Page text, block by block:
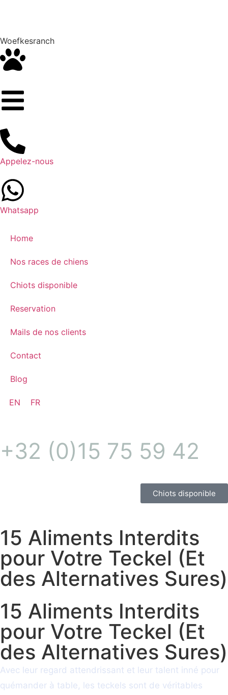
Woefkesranch
Appelez-nous
Whatsapp
Home
Nos races de chiens
Chiots disponible
Reservation
Mails de nos clients
Contact
Blog
EN FR
+32 (0)15 75 59 42
Chiots disponible
15 Aliments Interdits
pour Votre Teckel (Et
des Alternatives Sures)
15 Aliments Interdits
pour Votre Teckel (Et
des Alternatives Sures)
Avec leur regard attendrissant et leur talent inné pour
quémander à table, les teckels sont de véritables